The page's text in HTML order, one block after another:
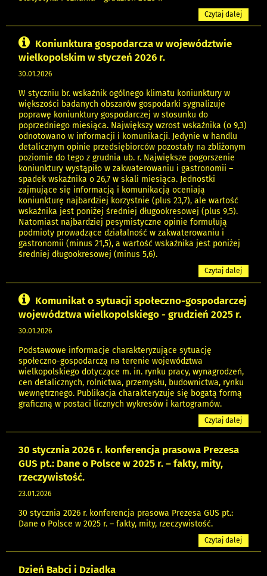
Czytaj dalej
Koniunktura gospodarcza w województwie
wielkopolskim w styczeń 2026 r.
30.01.2026
W styczniu br. wskaźnik ogólnego klimatu koniunktury w
większości badanych obszarów gospodarki sygnalizuje
poprawę koniunktury gospodarczej w stosunku do
poprzedniego miesiąca. Największy wzrost wskaźnika (o 9,3)
odnotowano w informacji i komunikacji. Jedynie w handlu
detalicznym opinie przedsiębiorców pozostały na zbliżonym
poziomie do tego z grudnia ub. r. Największe pogorszenie
koniunktury wystąpiło w zakwaterowaniu i gastronomii –
spadek wskaźnika o 26,7 w skali miesiąca. Jednostki
zajmujące się informacją i komunikacją oceniają
koniunkturę najbardziej korzystnie (plus 23,7), ale wartość
wskaźnika jest poniżej średniej długookresowej (plus 9,5).
Natomiast najbardziej pesymistyczne opinie formułują
podmioty prowadzące działalność w zakwaterowaniu i
gastronomii (minus 21,5), a wartość wskaźnika jest poniżej
średniej długookresowej (minus 5,6).
Czytaj dalej
Komunikat o sytuacji społeczno-gospodarczej
województwa wielkopolskiego - grudzień 2025 r.
30.01.2026
Podstawowe informacje charakteryzujące sytuację
społeczno-gospodarczą na terenie województwa
wielkopolskiego dotyczące m. in. rynku pracy, wynagrodzeń,
cen detalicznych, rolnictwa, przemysłu, budownictwa, rynku
wewnętrznego. Publikacja charakteryzuje się bogatą formą
graficzną w postaci licznych wykresów i kartogramów.
Czytaj dalej
30 stycznia 2026 r. konferencja prasowa Prezesa
GUS pt.: Dane o Polsce w 2025 r. – fakty, mity,
rzeczywistość.
23.01.2026
30 stycznia 2026 r. konferencja prasowa Prezesa GUS pt.:
Dane o Polsce w 2025 r. – fakty, mity, rzeczywistość.
Czytaj dalej
Dzień Babci i Dziadka